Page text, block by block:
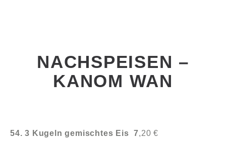
NACHSPEISEN –
KANOM WAN
54. 3 Kugeln gemischtes Eis 7,20 €